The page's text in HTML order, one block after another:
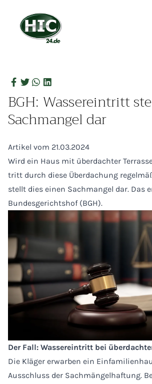
BGH: Wassereintritt
Sachmangel dar
Artikel vom 21.03.2024
Wird ein Haus mit überdachter
tritt durch diese Überdachung
stellt dies einen Sachmangel dar. Das
Bundesgerichtshof (BGH).
Der Fall: Wassereintritt bei
Die Kläger erwarben ein
Ausschluss der Sachmängelhaftung.